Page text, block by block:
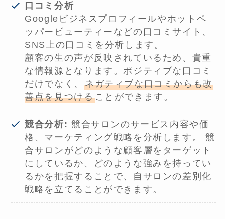
口コミ分析
Googleビジネスプロフィールやホットペ
ッパービューティーなどの口コミサイト、
SNS上の口コミを分析します。
顧客の生の声が反映されているため、貴重
な情報源となります。ポジティブな口コミ
だけでなく、 ネガティブな口コミからも改
善点を見つけることができます。
競合分析: 競合サロンのサービス内容や価
格、マーケティング戦略を分析します。 競
合サロンがどのような顧客層をターゲット
にしているか、どのような強みを持ってい
るかを把握することで、自サロンの差別化
戦略を立てることができます。